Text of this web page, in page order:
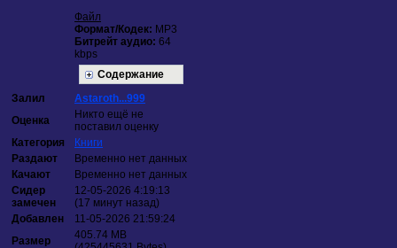
Файл
Формат/Кодек: MP3
Битрейт аудио: 64
kbps
Содержание
Залил
Astaroth...999
Оценка
Никто ещё не
поставил оценку
Категория
Книги
Раздают
Временно нет данных
Качают
Временно нет данных
Сидер
замечен
12-05-2026 4:19:13
(17 минут назад)
Добавлен
11-05-2026 21:59:24
Размер
405.74 MB